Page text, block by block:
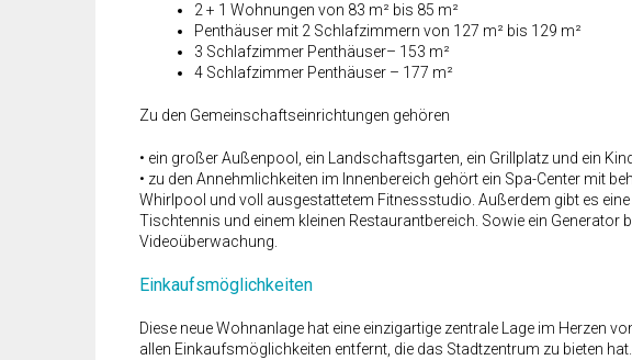
2 + 1 Wohnungen von 83 m² bis 85 m²
Penthäuser mit 2 Schlafzimmern von 127 m² bis 129 m²
3 Schlafzimmer Penthäuser– 153 m²
4 Schlafzimmer Penthäuser – 177 m²
Zu den Gemeinschaftseinrichtungen gehören
• ein großer Außenpool, ein Landschaftsgarten, ein Grillplatz und ein
• zu den Annehmlichkeiten im Innenbereich gehört ein Spa-Center mit
Whirlpool und voll ausgestattetem Fitnessstudio. Außerdem gibt es
Tischtennis und einem kleinen Restaurantbereich. Sowie ein
Videoüberwachung.
Einkaufsmöglichkeiten
Diese neue Wohnanlage hat eine einzigartige zentrale Lage im Herzen
allen Einkaufsmöglichkeiten entfernt, die das Stadtzentrum zu bieten